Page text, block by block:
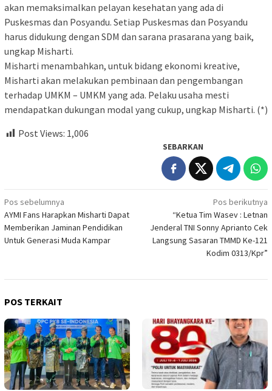
akan memaksimalkan pelayan kesehatan yang ada di
Puskesmas dan Posyandu. Setiap Puskesmas dan Posyandu
harus didukung dengan SDM dan sarana prasarana yang baik,
ungkap Misharti.
Misharti menambahkan, untuk bidang ekonomi kreative,
Misharti akan melakukan pembinaan dan pengembangan
terhadap UMKM – UMKM yang ada. Pelaku usaha mesti
mendapatkan dukungan modal yang cukup, ungkap Misharti. (*)
Post Views: 1,006
SEBARKAN
Navigasi
pos
Pos sebelumnya
AYMI Fans Harapkan Misharti Dapat
Memberikan Jaminan Pendidikan
Untuk Generasi Muda Kampar
Pos berikutnya
“Ketua Tim Wasev : Letnan
Jenderal TNI Sonny Aprianto Cek
Langsung Sasaran TMMD Ke-121
Kodim 0313/Kpr”
POS TERKAIT